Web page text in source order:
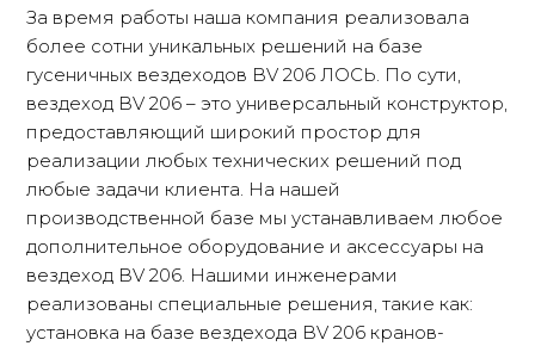
За время работы наша компания реализовала
более сотни уникальных решений на базе
гусеничных вездеходов BV 206 ЛОСЬ. По сути,
вездеход BV 206 – это универсальный конструктор,
предоставляющий широкий простор для
реализации любых технических решений под
любые задачи клиента. На нашей
производственной базе мы устанавливаем любое
дополнительное оборудование и аксессуары на
вездеход BV 206. Нашими инженерами
реализованы специальные решения, такие как:
установка на базе вездехода BV 206 кранов-